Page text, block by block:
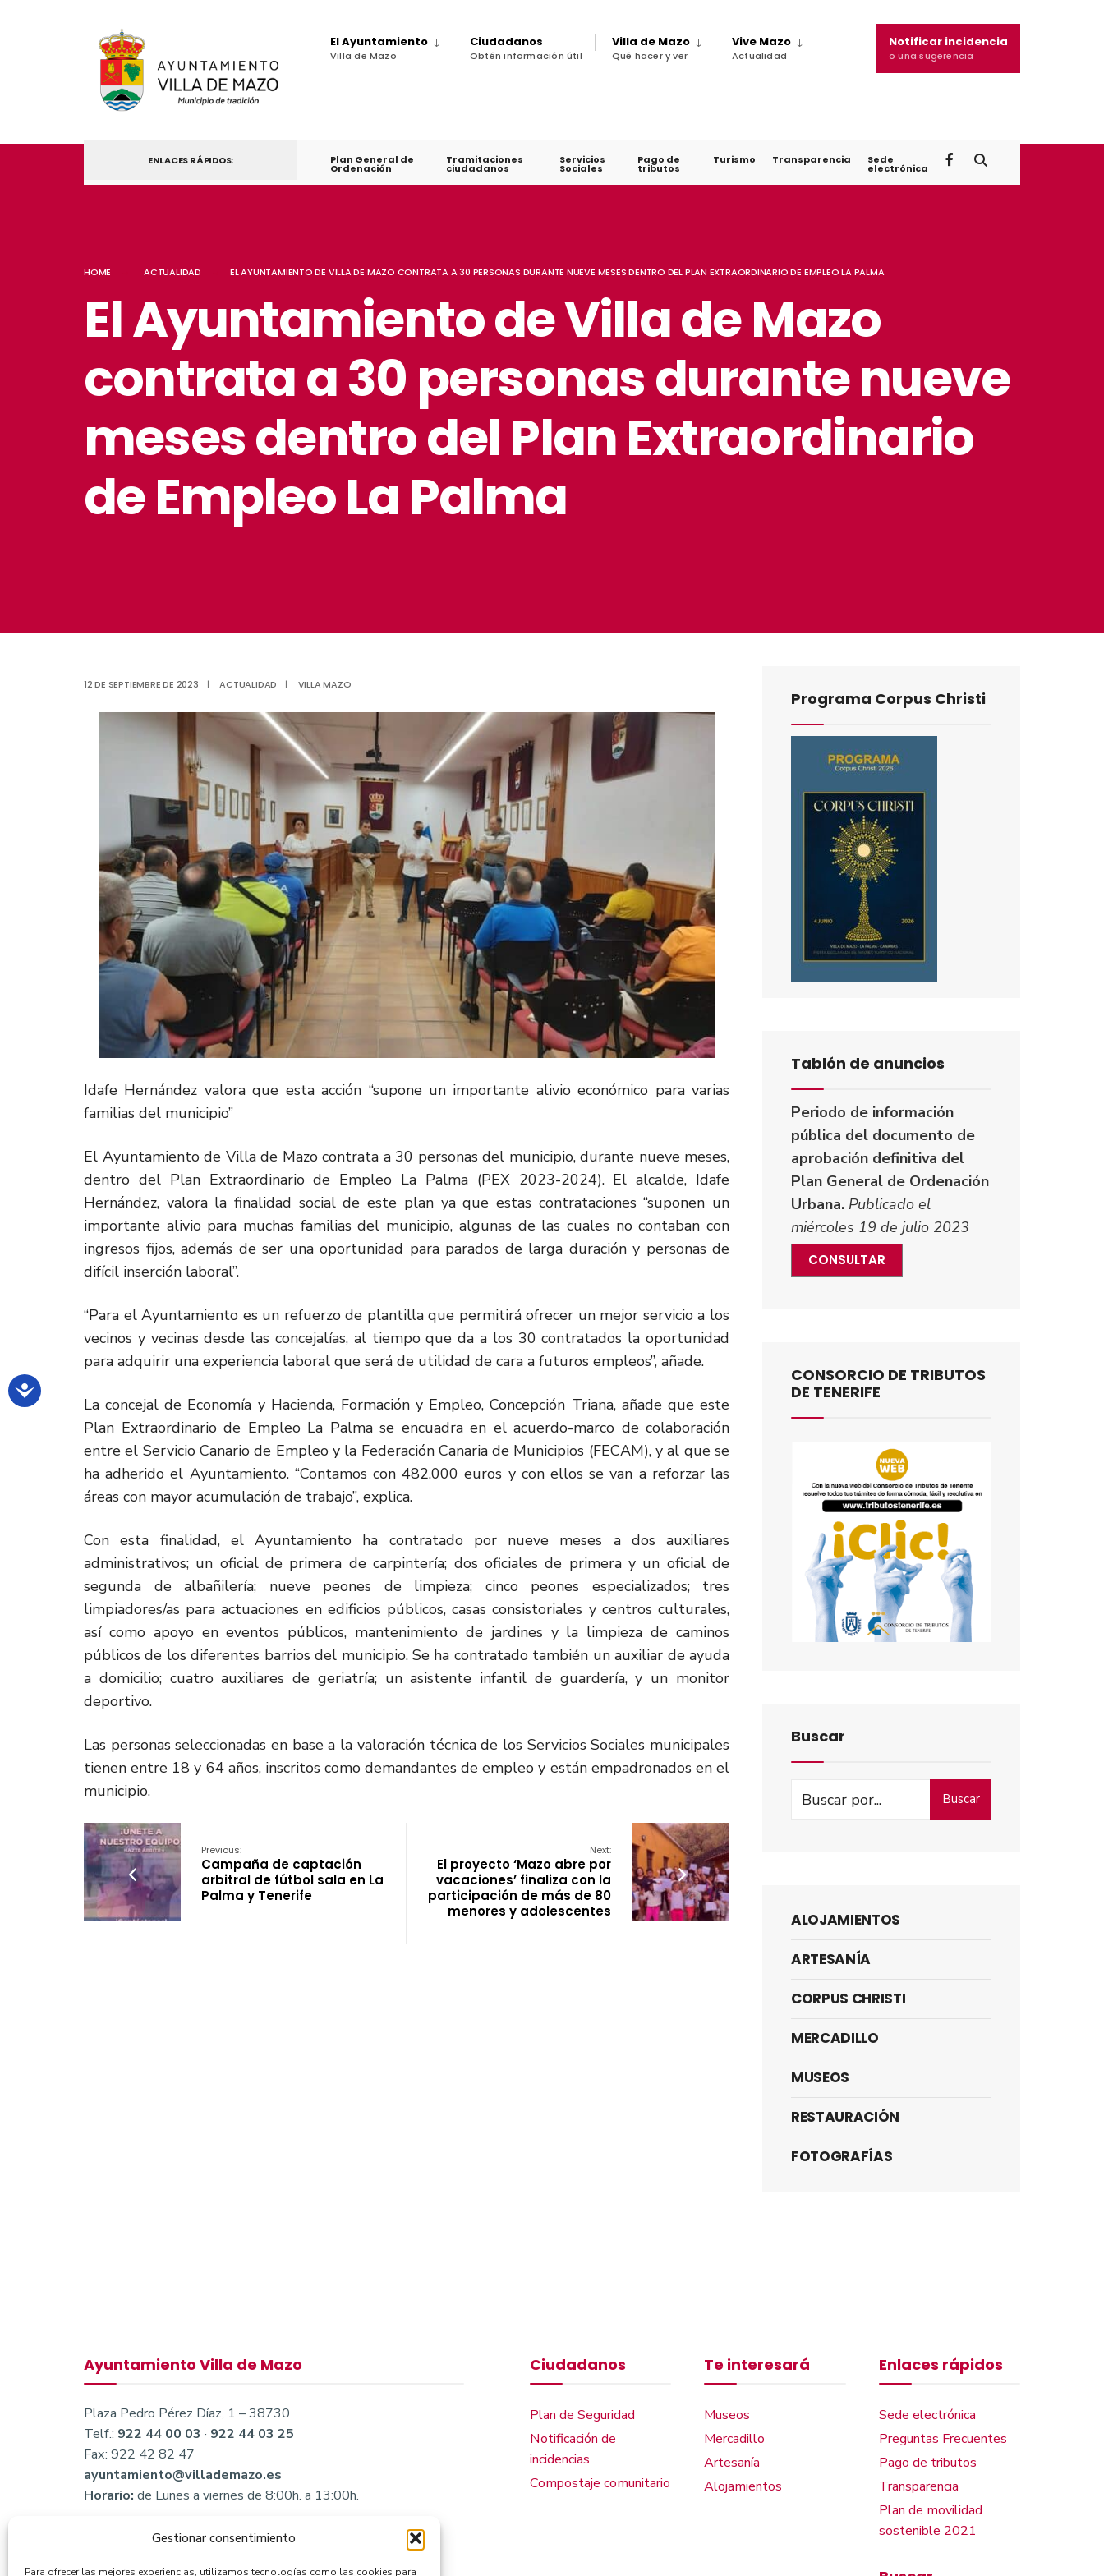
Gestionar consentimiento
Para ofrecer las mejores experiencias, utilizamos tecnologías como las cookies para
El Ayuntamiento
Villa de Mazo
Ciudadanos
Obtén información útil
Villa de Mazo
Qué hacer y ver
Vive Mazo
Actualidad
Notificar incidencia
o una sugerencia
ENLACES RÁPIDOS: Plan General de
Ordenación
Tramitaciones
ciudadanos
Servicios
Sociales
Pago de
tributos
Turismo Transparencia Sede
electrónica
HOME ACTUALIDAD EL AYUNTAMIENTO DE VILLA DE MAZO CONTRATA A 30 PERSONAS DURANTE NUEVE MESES DENTRO DEL PLAN EXTRAORDINARIO DE EMPLEO LA PALMA
El Ayuntamiento de Villa de Mazo
contrata a 30 personas durante nueve
meses dentro del Plan Extraordinario
de Empleo La Palma
12 DE SEPTIEMBRE DE 2023 | ACTUALIDAD | VILLA MAZO
Idafe Hernández valora que esta acción “supone un importante alivio económico para varias
familias del municipio”
El Ayuntamiento de Villa de Mazo contrata a 30 personas del municipio, durante nueve meses,
dentro del Plan Extraordinario de Empleo La Palma (PEX 2023-2024). El alcalde, Idafe
Hernández, valora la finalidad social de este plan ya que estas contrataciones “suponen un
importante alivio para muchas familias del municipio, algunas de las cuales no contaban con
ingresos fijos, además de ser una oportunidad para parados de larga duración y personas de
difícil inserción laboral”.
“Para el Ayuntamiento es un refuerzo de plantilla que permitirá ofrecer un mejor servicio a los
vecinos y vecinas desde las concejalías, al tiempo que da a los 30 contratados la oportunidad
para adquirir una experiencia laboral que será de utilidad de cara a futuros empleos”, añade.
La concejal de Economía y Hacienda, Formación y Empleo, Concepción Triana, añade que este
Plan Extraordinario de Empleo La Palma se encuadra en el acuerdo-marco de colaboración
entre el Servicio Canario de Empleo y la Federación Canaria de Municipios (FECAM), y al que se
ha adherido el Ayuntamiento. “Contamos con 482.000 euros y con ellos se van a reforzar las
áreas con mayor acumulación de trabajo”, explica.
Con esta finalidad, el Ayuntamiento ha contratado por nueve meses a dos auxiliares
administrativos; un oficial de primera de carpintería; dos oficiales de primera y un oficial de
segunda de albañilería; nueve peones de limpieza; cinco peones especializados; tres
limpiadores/as para actuaciones en edificios públicos, casas consistoriales y centros culturales,
así como apoyo en eventos públicos, mantenimiento de jardines y la limpieza de caminos
públicos de los diferentes barrios del municipio. Se ha contratado también un auxiliar de ayuda
a domicilio; cuatro auxiliares de geriatría; un asistente infantil de guardería, y un monitor
deportivo.
Las personas seleccionadas en base a la valoración técnica de los Servicios Sociales municipales
tienen entre 18 y 64 años, inscritos como demandantes de empleo y están empadronados en el
municipio.
Previous:
Campaña de captación
arbitral de fútbol sala en La
Palma y Tenerife
Next:
El proyecto ‘Mazo abre por
vacaciones’ finaliza con la
participación de más de 80
menores y adolescentes
Programa Corpus Christi
Tablón de anuncios
Periodo de información
pública del documento de
aprobación definitiva del
Plan General de Ordenación
Urbana. Publicado el
miércoles 19 de julio 2023
CONSULTAR
CONSORCIO DE TRIBUTOS
DE TENERIFE
Buscar
Buscar
ALOJAMIENTOS
ARTESANÍA
CORPUS CHRISTI
MERCADILLO
MUSEOS
RESTAURACIÓN
FOTOGRAFÍAS
Ayuntamiento Villa de Mazo
Plaza Pedro Pérez Díaz, 1 – 38730
Telf.: 922 44 00 03 · 922 44 03 25
Fax: 922 42 82 47
ayuntamiento@villademazo.es
Horario: de Lunes a viernes de 8:00h. a 13:00h.
Ciudadanos
Plan de Seguridad
Notificación de
incidencias
Compostaje comunitario
Te interesará
Museos
Mercadillo
Artesanía
Alojamientos
Enlaces rápidos
Sede electrónica
Preguntas Frecuentes
Pago de tributos
Transparencia
Plan de movilidad
sostenible 2021